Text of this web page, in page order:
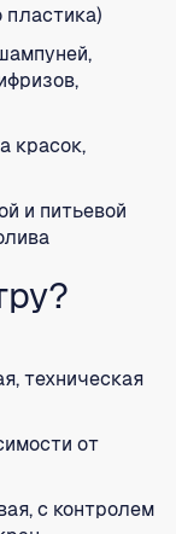
красок,
и питьевой
техническая
от
с контролем